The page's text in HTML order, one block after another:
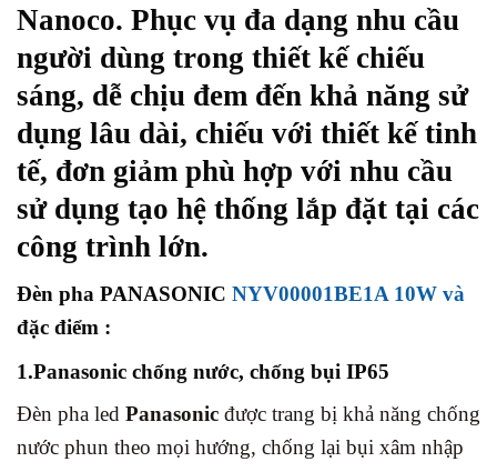
Nanoco. Phục vụ đa dạng nhu cầu
người dùng trong thiết kế chiếu
sáng, dễ chịu đem đến khả năng sử
dụng lâu dài, chiếu với thiết kế tinh
tế, đơn giảm phù hợp với nhu cầu
sử dụng tạo hệ thống lắp đặt tại các
công trình lớn.
Đèn pha PANASONIC NYV00001BE1A 10W và
đặc điểm :
1.Panasonic chống nước, chống bụi IP65
Đèn pha led Panasonic được trang bị khả năng chống
nước phun theo mọi hướng, chống lại bụi xâm nhập